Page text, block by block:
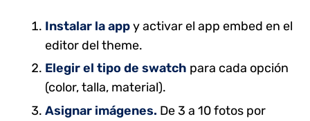
Instalar la appy activar el app embed en el
editor del theme.
Elegir el tipo de swatch para cada opción
(color, talla, material).
Asignar imágenes. De 3 a 10 fotos por